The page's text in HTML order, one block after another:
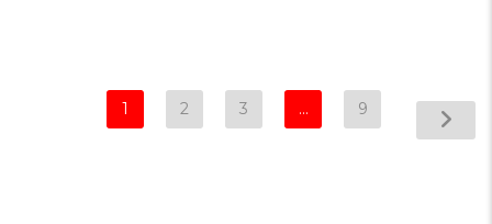
1 2 3 … 9